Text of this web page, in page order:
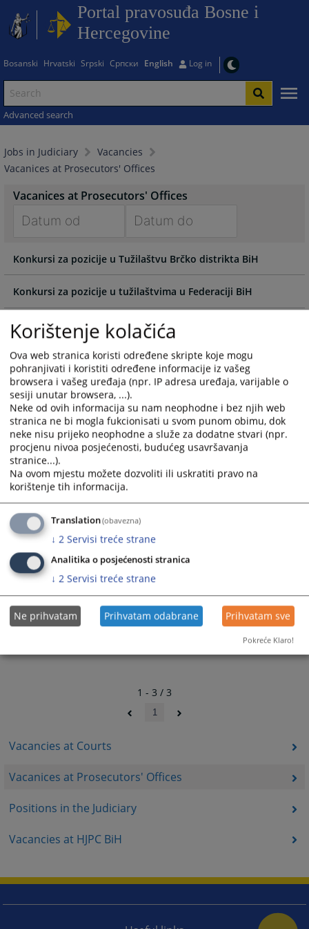
Portal pravosuđa Bosne i
Hercegovine
Bosanski Hrvatski Srpski Српски English Log in
Advanced search
Jobs in Judiciary
Vacancies
Vacanices at Prosecutors' Offices
Vacancies at Courts
Vacanices at Prosecutors' Offices
Positions in the Judiciary
Vacancies at HJPC BiH
Vacanices at Prosecutors' Offices
forward
to
interact
with
calendar
and
select
a
date.
Press
the
question
mark
key
to
get
the
keyboard
for
changing
dates.
forward
to
interact
with
the
calendar
and
select
a
date.
Press
the
question
key
to
get
the
keyboard
for
changing
dates.
Konkursi za pozicije u Tužilaštvu Brčko distrikta BiH
Konkursi za pozicije u tužilaštvima u Federaciji BiH
Konkursi za pozicije u tužilaštvima u Republici Srpskoj
1 - 3 / 3
1
Korištenje kolačića
Ova web stranica koristi određene skripte koje mogu
pohranjivati i koristiti određene informacije iz vašeg
browsera i vašeg uređaja (npr. IP adresa uređaja, varijable o
sesiji unutar browsera, ...).
Neke od ovih informacija su nam neophodne i bez njih web
stranica ne bi mogla fukcionisati u svom punom obimu, dok
neke nisu prijeko neophodne a služe za dodatne stvari (npr.
procjenu nivoa posjećenosti, budućeg usavršavanja
stranice...).
Na ovom mjestu možete dozvoliti ili uskratiti pravo na
korištenje tih informacija.
Translation(obavezna)
↓ 2 Servisi treće strane
Analitika o posjećenosti stranica
↓ 2 Servisi treće strane
Ne prihvatam Prihvatam odabrane Prihvatam sve
Pokreće Klaro!